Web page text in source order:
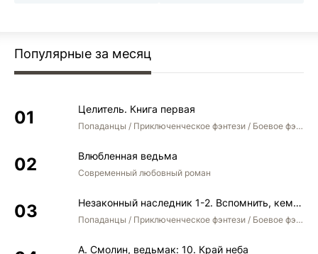
Популярные за месяц
Целитель. Книга первая
Попаданцы / Приключенческое фэнтези / Боевое фэнтези
Влюбленная ведьма
Современный любовный роман
Незаконный наследник 1-2. Вспомнить, кем был. Стать собой. Остаться собой
Попаданцы / Приключенческое фэнтези / Боевое фэнтези / Юмористическое фэнтези
А. Смолин, ведьмак: 10. Край неба